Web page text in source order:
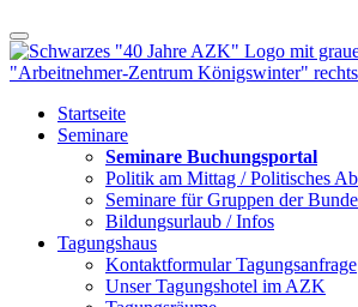
Startseite
Seminare
Seminare Buchungsportal
Politik am Mittag / Politisches
Seminare für Gruppen der
Bildungsurlaub / Infos
Tagungshaus
Kontaktformular Tagungsanfrage
Unser Tagungshotel im AZK